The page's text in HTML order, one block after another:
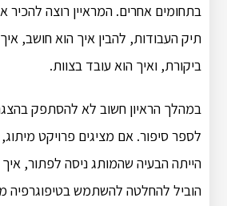
בתחומים אחרים. המראיין רוצה
תיק העבודות, להבין איך הוא חושב,
ביקורת, ואיך הוא עובד בצוות.
במהלך הראיון חשוב לא להסתפק
לספר סיפור. אם מציגים פרויקט
הייתה הבעיה שהמותג ניסה לפתור,
הוביל להחלטה להשתמש בטיפוגרפיה